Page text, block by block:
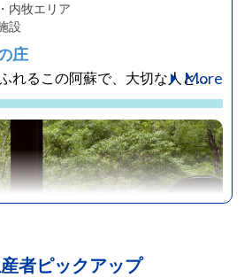
内牧エリア
設
庄
れるこの阿蘇で、大切な人と...
More
者ピックアップ